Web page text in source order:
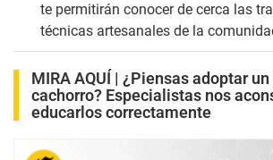
te permitirán conocer de cerca las
técnicas artesanales de la
MIRA AQUÍ | ¿Piensas adoptar
cachorro? Especialistas nos
educarlos correctamente